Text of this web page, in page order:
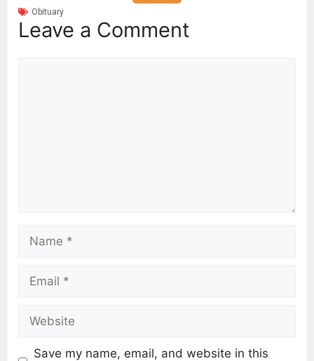
Obituary
Leave a Comment
Save my name, email, and website in this